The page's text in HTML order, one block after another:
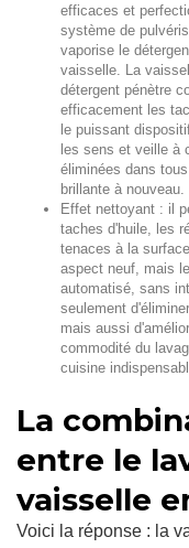
efficaces et
système de
vaporise le
vaisselle. La
détergent pénètre
efficacement les
le puissant
les sens et veille à
éliminées dans
brillante à nouveau.
Effet nettoyant : il
taches d'huile, les
tenaces à la
aspect neuf, mais
automatisé, sans
seulement
mais aussi
commodité du
cuisine
La
entre le
vaisselle
Voici la réponse : la